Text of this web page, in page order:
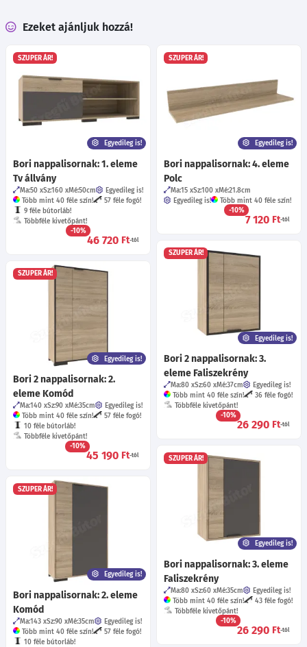
Ezeket ajánljuk hozzá!
SZUPER ÁR!
Egyedileg is!
Bori nappalisornak: 1. eleme
Tv állvány
Ma:50 Sz:160 Mé:50cm
Egyedileg is!
Több mint 40 féle szín!
57 féle fogó!
9 féle bútorláb!
Többféle kivetőpánt!
-10%
46 720 Ft-tól
SZUPER ÁR!
Egyedileg is!
Bori nappalisornak: 4. eleme
Polc
Ma:15 Sz:100 Mé:21.8cm
Egyedileg is!
Több mint 40 féle szín!
-10%
7 120 Ft-tól
SZUPER ÁR!
Egyedileg is!
Bori 2 nappalisornak: 3.
eleme Faliszekrény
Ma:80 Sz:60 Mé:37cm
Egyedileg is!
Több mint 40 féle szín!
36 féle fogó!
Többféle kivetőpánt!
-10%
26 290 Ft-tól
SZUPER ÁR!
Egyedileg is!
Bori 2 nappalisornak: 2.
eleme Komód
Ma:140 Sz:90 Mé:35cm
Egyedileg is!
Több mint 40 féle szín!
57 féle fogó!
10 féle bútorláb!
Többféle kivetőpánt!
-10%
45 190 Ft-tól SZUPER ÁR!
Egyedileg is!
Bori nappalisornak: 3. eleme
Faliszekrény
Ma:80 Sz:60 Mé:35cm
Egyedileg is!
Több mint 40 féle szín!
43 féle fogó!
Többféle kivetőpánt!
-10%
26 290 Ft-tól
SZUPER ÁR!
Egyedileg is!
Bori nappalisornak: 2. eleme
Komód
Ma:143 Sz:90 Mé:35cm
Egyedileg is!
Több mint 40 féle szín!
57 féle fogó!
10 féle bútorláb!